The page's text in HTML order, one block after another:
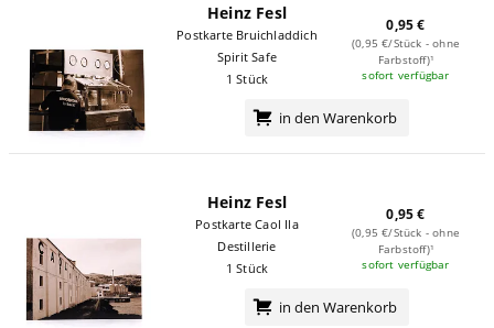
Heinz Fesl
Postkarte Bruichladdich
Spirit Safe
1 Stück
0,95 €
(0,95 €/Stück - ohne
Farbstoff)¹
sofort verfügbar
in den Warenkorb
Heinz Fesl
Postkarte Caol Ila
Destillerie
1 Stück
0,95 €
(0,95 €/Stück - ohne
Farbstoff)¹
sofort verfügbar
in den Warenkorb